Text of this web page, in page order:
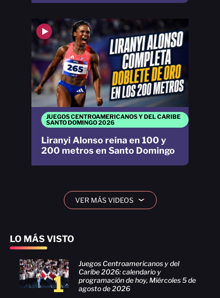
LO MÁS VISTO
1
Juegos Centroamericanos y del
Caribe 2026: calendario y
programación de hoy, Miércoles 5 de
agosto de 2026
JUEGOS CENTROAMERICANOS Y DEL CARIBE
SANTO DOMINGO 2026
Liranyi Alonso reina en 100 y
200 metros en Santo Domingo
VER MÁS VIDEOS ›